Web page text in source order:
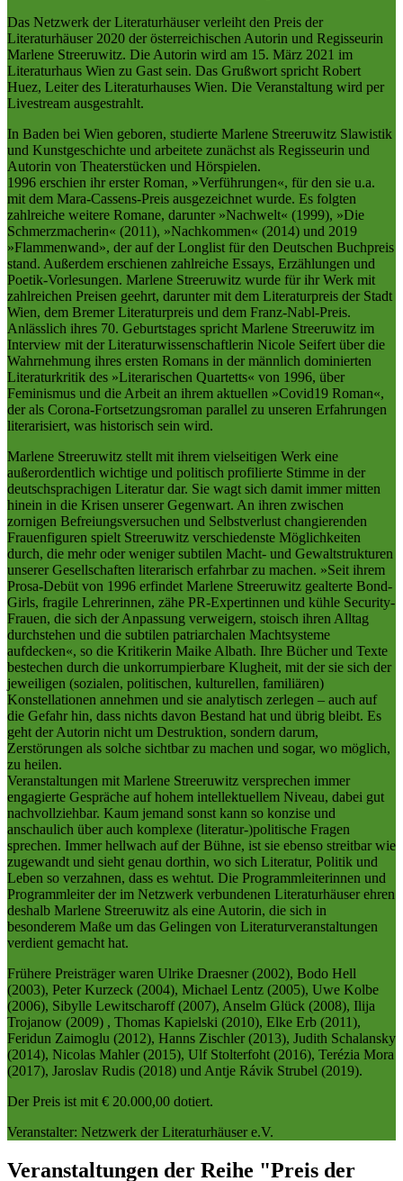
Das Netzwerk der Literaturhäuser verleiht den Preis der
Literaturhäuser 2020 der österreichischen Autorin und Regisseurin
Marlene Streeruwitz. Die Autorin wird am 15. März 2021 im
Literaturhaus Wien zu Gast sein. Das Grußwort spricht Robert
Huez, Leiter des Literaturhauses Wien. Die Veranstaltung wird per
Livestream ausgestrahlt.
In Baden bei Wien geboren, studierte Marlene Streeruwitz Slawistik
und Kunstgeschichte und arbeitete zunächst als Regisseurin und
Autorin von Theaterstücken und Hörspielen.
1996 erschien ihr erster Roman, »Verführungen«, für den sie u.a.
mit dem Mara-Cassens-Preis ausgezeichnet wurde. Es folgten
zahlreiche weitere Romane, darunter »Nachwelt« (1999), »Die
Schmerzmacherin« (2011), »Nachkommen« (2014) und 2019
»Flammenwand», der auf der Longlist für den Deutschen Buchpreis
stand. Außerdem erschienen zahlreiche Essays, Erzählungen und
Poetik-Vorlesungen. Marlene Streeruwitz wurde für ihr Werk mit
zahlreichen Preisen geehrt, darunter mit dem Literaturpreis der Stadt
Wien, dem Bremer Literaturpreis und dem Franz-Nabl-Preis.
Anlässlich ihres 70. Geburtstages spricht Marlene Streeruwitz im
Interview mit der Literaturwissenschaftlerin Nicole Seifert über die
Wahrnehmung ihres ersten Romans in der männlich dominierten
Literaturkritik des »Literarischen Quartetts« von 1996, über
Feminismus und die Arbeit an ihrem aktuellen »Covid19 Roman«,
der als Corona-Fortsetzungsroman parallel zu unseren Erfahrungen
literarisiert, was historisch sein wird.
Marlene Streeruwitz stellt mit ihrem vielseitigen Werk eine
außerordentlich wichtige und politisch profilierte Stimme in der
deutschsprachigen Literatur dar. Sie wagt sich damit immer mitten
hinein in die Krisen unserer Gegenwart. An ihren zwischen
zornigen Befreiungsversuchen und Selbstverlust changierenden
Frauenfiguren spielt Streeruwitz verschiedenste Möglichkeiten
durch, die mehr oder weniger subtilen Macht- und Gewaltstrukturen
unserer Gesellschaften literarisch erfahrbar zu machen. »Seit ihrem
Prosa-Debüt von 1996 erfindet Marlene Streeruwitz gealterte Bond-
Girls, fragile Lehrerinnen, zähe PR-Expertinnen und kühle Security-
Frauen, die sich der Anpassung verweigern, stoisch ihren Alltag
durchstehen und die subtilen patriarchalen Machtsysteme
aufdecken«, so die Kritikerin Maike Albath. Ihre Bücher und Texte
bestechen durch die unkorrumpierbare Klugheit, mit der sie sich der
jeweiligen (sozialen, politischen, kulturellen, familiären)
Konstellationen annehmen und sie analytisch zerlegen – auch auf
die Gefahr hin, dass nichts davon Bestand hat und übrig bleibt. Es
geht der Autorin nicht um Destruktion, sondern darum,
Zerstörungen als solche sichtbar zu machen und sogar, wo möglich,
zu heilen.
Veranstaltungen mit Marlene Streeruwitz versprechen immer
engagierte Gespräche auf hohem intellektuellem Niveau, dabei gut
nachvollziehbar. Kaum jemand sonst kann so konzise und
anschaulich über auch komplexe (literatur-)politische Fragen
sprechen. Immer hellwach auf der Bühne, ist sie ebenso streitbar wie
zugewandt und sieht genau dorthin, wo sich Literatur, Politik und
Leben so verzahnen, dass es wehtut. Die Programmleiterinnen und
Programmleiter der im Netzwerk verbundenen Literaturhäuser ehren
deshalb Marlene Streeruwitz als eine Autorin, die sich in
besonderem Maße um das Gelingen von Literaturveranstaltungen
verdient gemacht hat.
Frühere Preisträger waren Ulrike Draesner (2002), Bodo Hell
(2003), Peter Kurzeck (2004), Michael Lentz (2005), Uwe Kolbe
(2006), Sibylle Lewitscharoff (2007), Anselm Glück (2008), Ilija
Trojanow (2009) , Thomas Kapielski (2010), Elke Erb (2011),
Feridun Zaimoglu (2012), Hanns Zischler (2013), Judith Schalansky
(2014), Nicolas Mahler (2015), Ulf Stolterfoht (2016), Terézia Mora
(2017), Jaroslav Rudis (2018) und Antje Rávik Strubel (2019).
Der Preis ist mit € 20.000,00 dotiert.
Veranstalter: Netzwerk der Literaturhäuser e.V.
Veranstaltungen der Reihe "Preis der